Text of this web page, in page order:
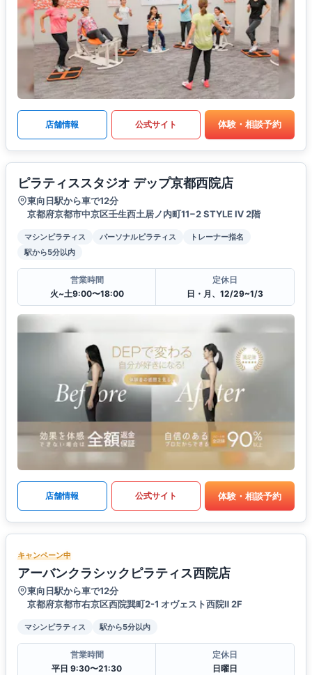
店舗情報 公式サイト 体験・相談予約
ピラティススタジオ デップ京都西院店
東向日駅から車で12分
京都府京都市中京区壬生西土居ノ内町11−2 STYLE Ⅳ 2階
マシンピラティス パーソナルピラティス
トレーナー指名
駅から5分以内
営業時間
火~土9:00〜18:00
定休日
日・月、12/29~1/3
店舗情報 公式サイト 体験・相談予約
キャンペーン中
アーバンクラシックピラティス西院店
東向日駅から車で12分
京都府京都市右京区西院巽町2-1 オヴェスト西院Ⅱ 2F
マシンピラティス 駅から5分以内
営業時間
平日 9:30〜21:30
定休日
日曜日